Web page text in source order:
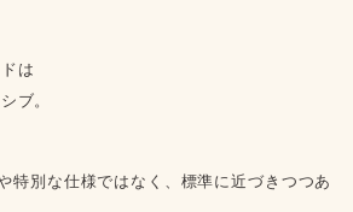
は
ブ。
特別な仕様ではなく、標準に近づきつつあ